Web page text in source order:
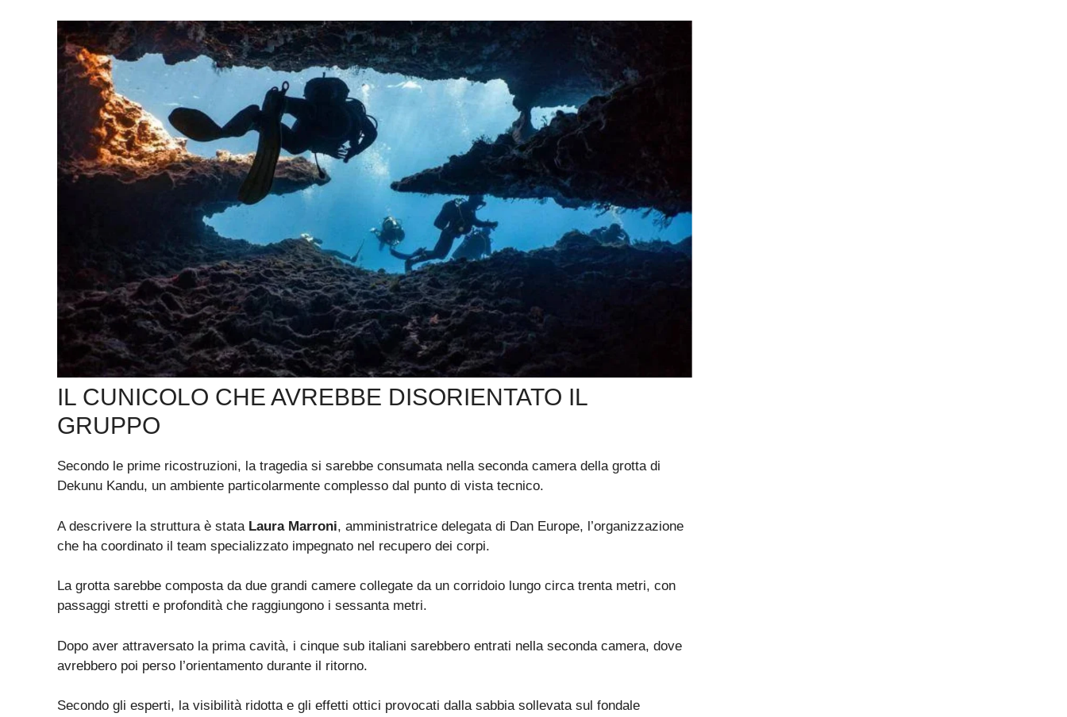
IL CUNICOLO CHE AVREBBE DISORIENTATO IL
GRUPPO
Secondo le prime ricostruzioni, la tragedia si sarebbe consumata nella seconda camera della grotta di
Dekunu Kandu, un ambiente particolarmente complesso dal punto di vista tecnico.
A descrivere la struttura è stata Laura Marroni, amministratrice delegata di Dan Europe, l’organizzazione
che ha coordinato il team specializzato impegnato nel recupero dei corpi.
La grotta sarebbe composta da due grandi camere collegate da un corridoio lungo circa trenta metri, con
passaggi stretti e profondità che raggiungono i sessanta metri.
Dopo aver attraversato la prima cavità, i cinque sub italiani sarebbero entrati nella seconda camera, dove
avrebbero poi perso l’orientamento durante il ritorno.
Secondo gli esperti, la visibilità ridotta e gli effetti ottici provocati dalla sabbia sollevata sul fondale